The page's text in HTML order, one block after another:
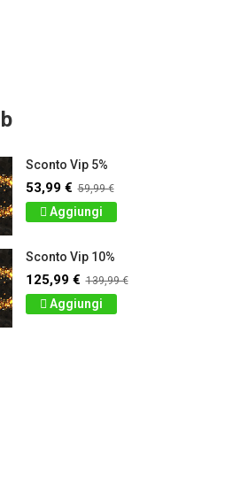
Sconto Vip 5%
53,99 € 59,99 €
Aggiungi
Sconto Vip 10%
125,99 € 139,99 €
Aggiungi